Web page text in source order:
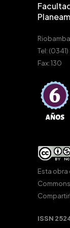
Tel:
Fax: 130
Esta obra
ISSN